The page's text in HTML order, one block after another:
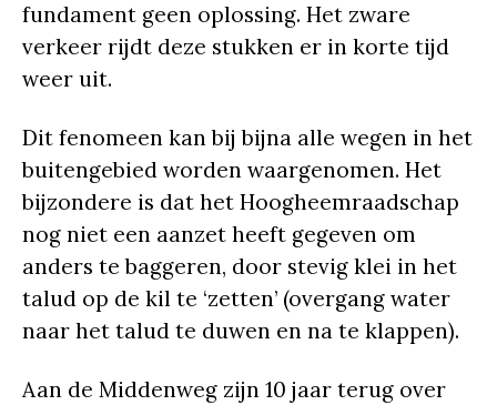
fundament geen oplossing. Het zware
verkeer rijdt deze stukken er in korte tijd
weer uit.
Dit fenomeen kan bij bijna alle wegen in het
buitengebied worden waargenomen. Het
bijzondere is dat het Hoogheemraadschap
nog niet een aanzet heeft gegeven om
anders te baggeren, door stevig klei in het
talud op de kil te ‘zetten’ (overgang water
naar het talud te duwen en na te klappen).
Aan de Middenweg zijn 10 jaar terug over